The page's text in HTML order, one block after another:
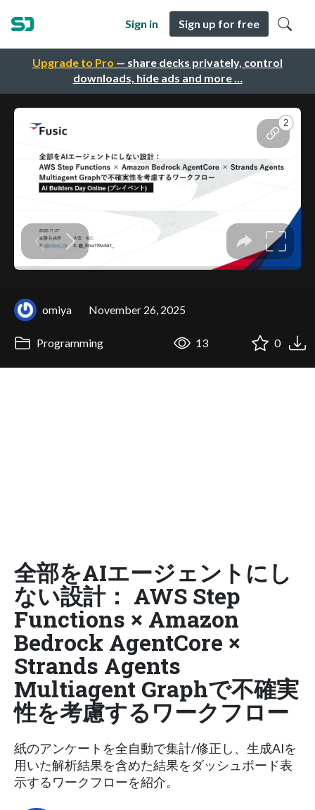
Upgrade to Pro — share decks privately, control
downloads, hide ads and more …
Sign in Sign up for free
omiya November 26, 2025
Programming 13 0
全部をAIエージェントにし
ない設計： AWS Step
Functions × Amazon
Bedrock AgentCore ×
Strands Agents
Multiagent Graphで不確実
性を考慮するワークフロー
紙のアンケートを全自動で集計/修正し、生成AIを
用いた解析結果を含めた結果をダッシュボード表
示するワークフローを紹介。